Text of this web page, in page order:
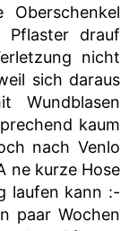
drauf
nicht
sich daraus
Wundblasen
kaum
nach Venlo
ne kurze Hose
laufen kann :-
paar Wochen